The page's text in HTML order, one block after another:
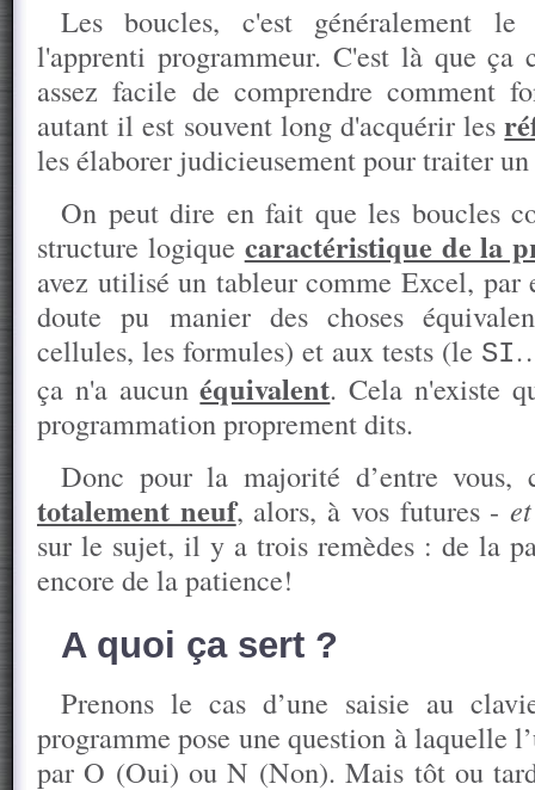
Les boucles, c'est généralement
l'apprenti programmeur. C'est là que
assez facile de comprendre comment
autant il est souvent long d'acquérir les
les élaborer judicieusement pour traiter
On peut dire en fait que les boucles
structure logique caractéristique de la
avez utilisé un tableur comme Excel, par
doute pu manier des choses
cellules, les formules) et aux tests (le SI
ça n'a aucunéquivalent. Cela n'existe
programmation proprement dits.
Donc pour la majorité d’entre vous,
totalement neuf, alors, à vos futures -
sur le sujet, il y a trois remèdes : de la
encore de la patience!
A quoi ça sert ?
Prenons le cas d’une saisie au
programme pose une question à laquelle
par O (Oui) ou N (Non). Mais tôt ou